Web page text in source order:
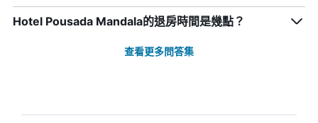
Hotel Pousada Mandala的退房時間是幾點？
查看更多問答集